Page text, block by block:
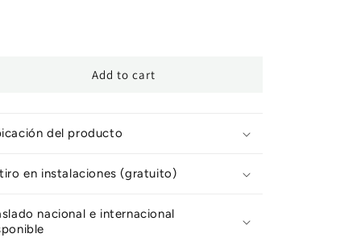
Add to cart
del producto
en instalaciones (gratuito)
nacional e internacional